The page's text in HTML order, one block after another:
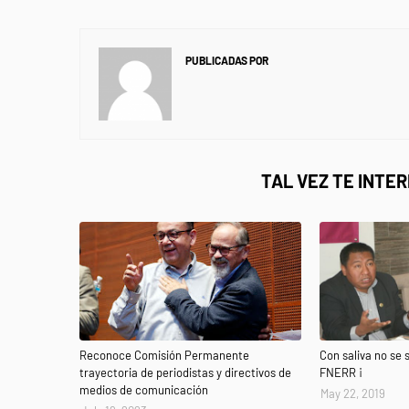
PUBLICADAS POR
TAL VEZ TE
Reconoce Comisión Permanente
trayectoria de periodistas y directivos de
medios de comunicación
Con saliva no se
FNERR ¡
May 22, 2019